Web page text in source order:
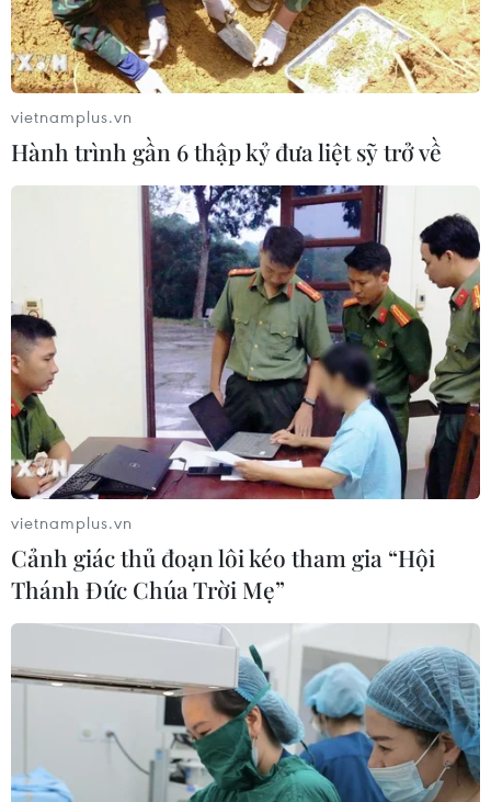
Thụy Sĩ khó đạt mục tiêu giảm phát
thải khí nhà kính vào năm 2030
07/08/2026 09:42
Bão Dolphin càn quét các đảo miền
Nam Nhật Bản, sân bay Okinawa
Thái Lan: Ôtô lao vào trung tâm
chăm sóc trẻ làm khoảng nạn nhân
bị thương
07/08/2026 08:13
Thủ tướng Thái Lan chỉ đạo khẩn sau
vụ xả súng tại trường học
07/08/2026 06:37
Thái Lan: Xả súng gây thương vong
tại trường học ở Nonthaburi
07/08/2026 05:12
vietnamplus.vn
Hành trình gần 6 thập kỷ đưa liệt sỹ trở về
vietnamplus.vn
Cảnh giác thủ đoạn lôi kéo tham gia “Hội
Thánh Đức Chúa Trời Mẹ”